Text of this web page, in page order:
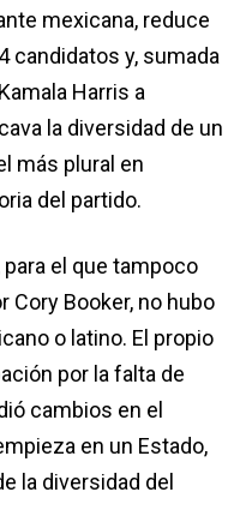
mexicana, reduce
candidatos y, sumada
Harris a
la diversidad de un
más plural en
del partido.
el que tampoco
Cory Booker, no hubo
o latino. El propio
por la falta de
cambios en el
en un Estado,
la diversidad del